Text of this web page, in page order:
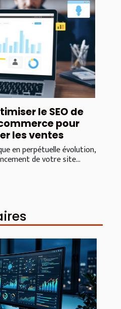
le SEO de
pour
les ventes
en perpétuelle évolution,
de votre site...